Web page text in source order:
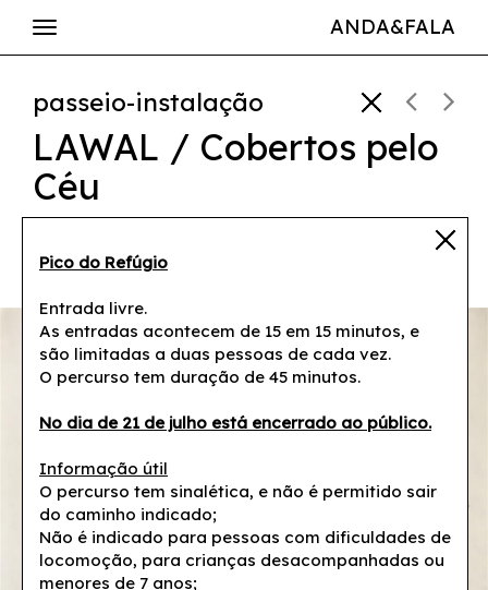
ANDA&FALA
passeio-instalação
LAWAL / Cobertos pelo
Céu
16 - 24 jul / 17h - 20h
Pico do Refúgio
Entrada livre.
As entradas acontecem de 15 em 15 minutos, e
são limitadas a duas pessoas de cada vez.
O percurso tem duração de 45 minutos.
No dia de 21 de julho está encerrado ao público.
Informação útil
O percurso tem sinalética, e não é permitido sair
do caminho indicado;
Não é indicado para pessoas com dificuldades de
locomoção, para crianças desacompanhadas ou
menores de 7 anos;